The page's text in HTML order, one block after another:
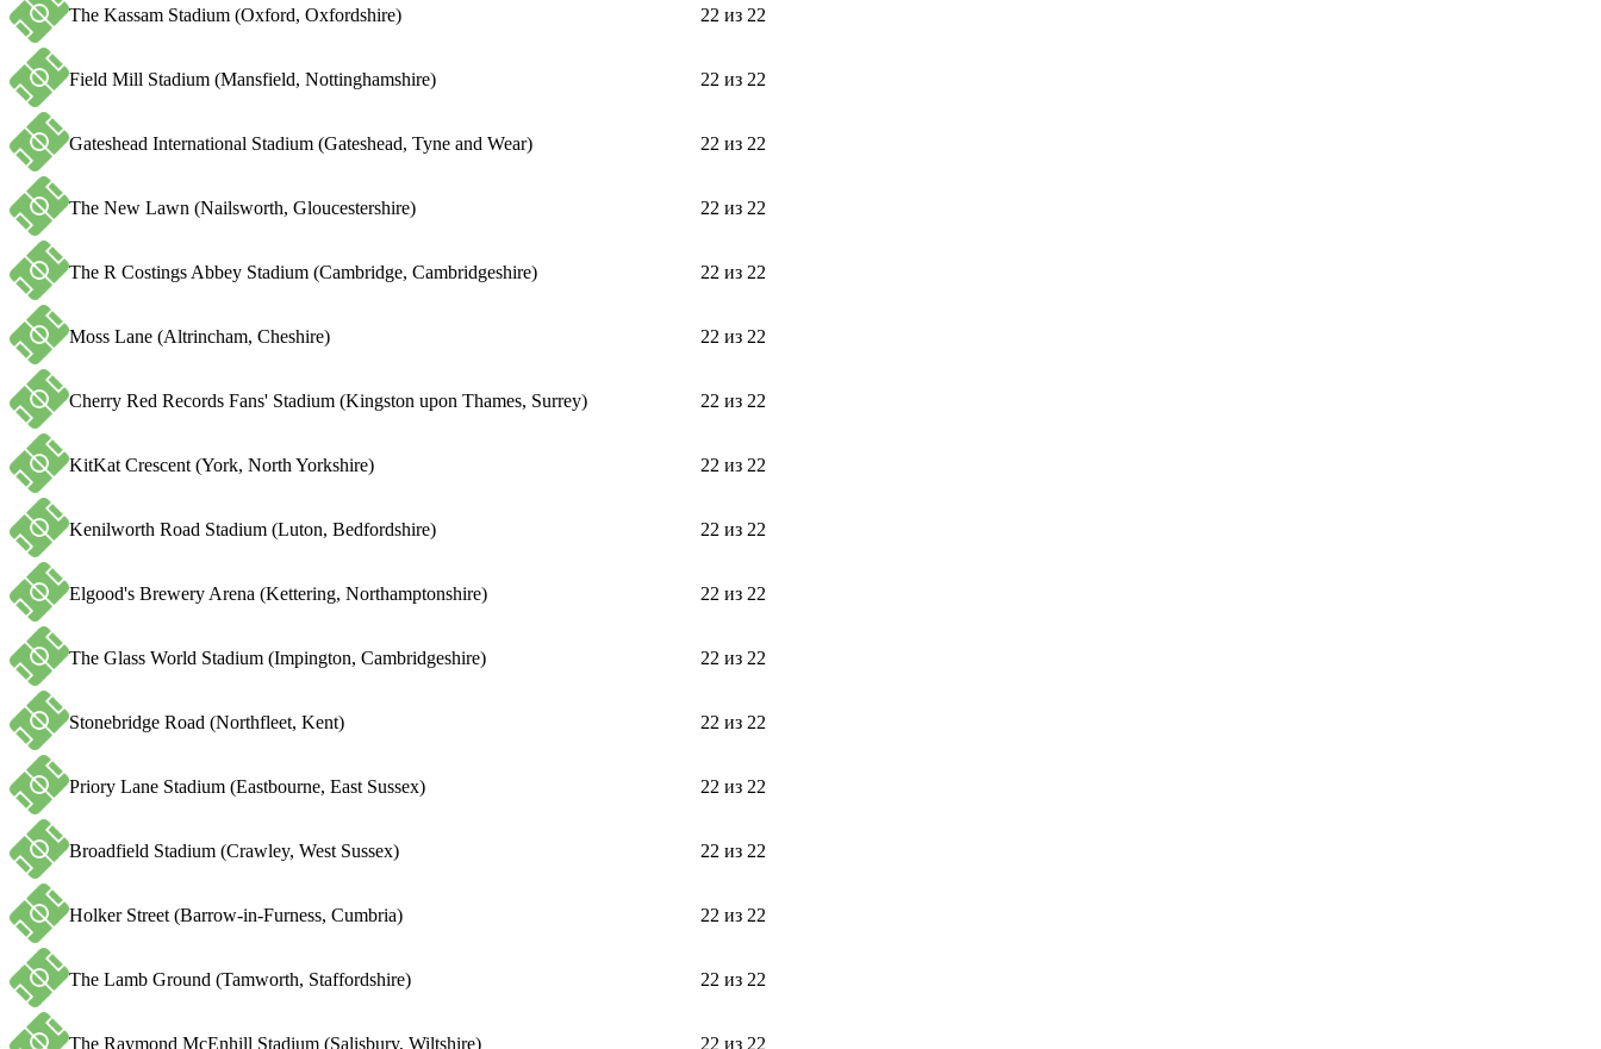
The Kassam Stadium (Oxford, Oxfordshire) 22 из 22
Field Mill Stadium (Mansfield, Nottinghamshire) 22 из 22
Gateshead International Stadium (Gateshead, Tyne and Wear) 22 из 22
The New Lawn (Nailsworth, Gloucestershire) 22 из 22
The R Costings Abbey Stadium (Cambridge, Cambridgeshire) 22 из 22
Moss Lane (Altrincham, Cheshire) 22 из 22
Cherry Red Records Fans' Stadium (Kingston upon Thames, Surrey) 22 из 22
KitKat Crescent (York, North Yorkshire) 22 из 22
Kenilworth Road Stadium (Luton, Bedfordshire) 22 из 22
Elgood's Brewery Arena (Kettering, Northamptonshire) 22 из 22
The Glass World Stadium (Impington, Cambridgeshire) 22 из 22
Stonebridge Road (Northfleet, Kent) 22 из 22
Priory Lane Stadium (Eastbourne, East Sussex) 22 из 22
Broadfield Stadium (Crawley, West Sussex) 22 из 22
Holker Street (Barrow-in-Furness, Cumbria) 22 из 22
The Lamb Ground (Tamworth, Staffordshire) 22 из 22
The Raymond McEnhill Stadium (Salisbury, Wiltshire) 22 из 22